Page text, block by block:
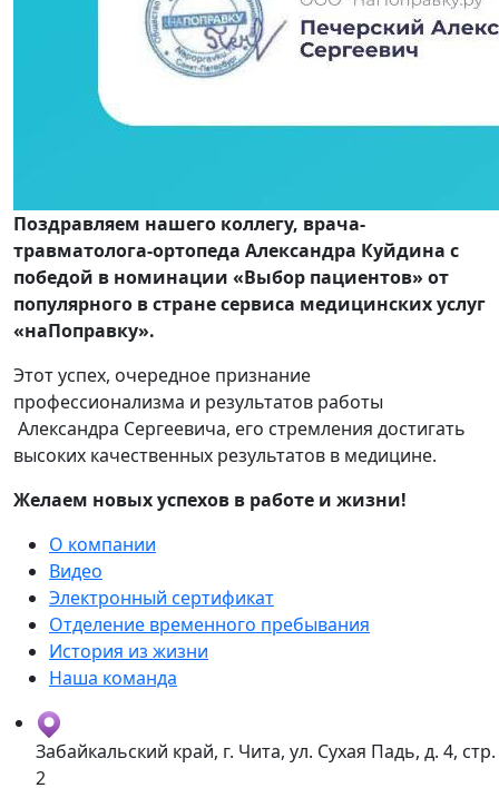
Поздравляем нашего коллегу, врача-
травматолога-ортопеда Александра Куйдина с
победой в номинации «Выбор пациентов» от
популярного в стране сервиса медицинских услуг
«наПоправку».
Этот успех, очередное признание
профессионализма и результатов работы
Александра Сергеевича, его стремления достигать
высоких качественных результатов в медицине.
Желаем новых успехов в работе и жизни!
О компании
Видео
Электронный сертификат
Отделение временного пребывания
История из жизни
Наша команда
Забайкальский край, г. Чита, ул. Сухая Падь, д. 4, стр.
2